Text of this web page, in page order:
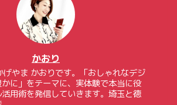
かおり
やま かおりです。「おしゃれなデジ
に」をテーマに、実体験で本当に役
用術を発信していきます。埼玉と徳